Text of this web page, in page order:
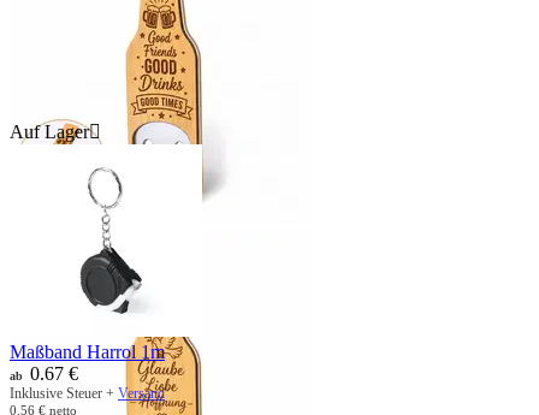
Auf Lager
Maßband Harrol 1m
ab 0.67 €
Inklusive Steuer + Versand
0.56 € netto